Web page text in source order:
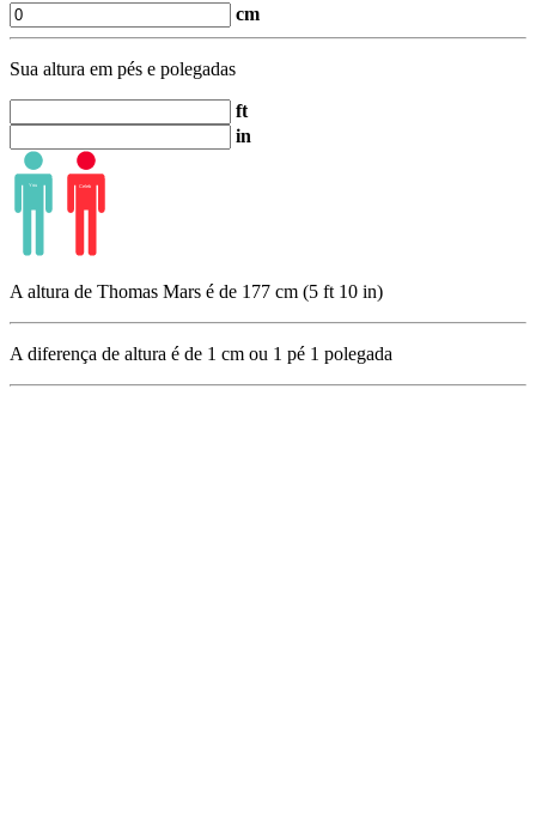
cm
Sua altura em pés e polegadas
ft
in
A altura de Thomas Mars é de 177 cm (5 ft 10 in)
A diferença de altura é de 1 cm ou 1 pé 1 polegada